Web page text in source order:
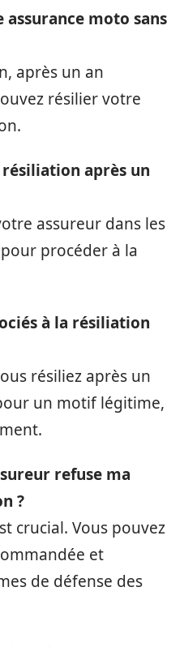
moto sans
après un an
résilier votre
après un
assureur dans les
procéder à la
à la résiliation
résiliez après un
un motif légitime,
refuse ma
?
crucial. Vous pouvez
et
de défense des